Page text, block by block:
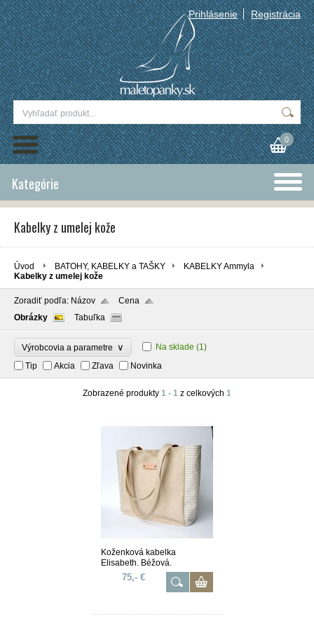
Prihlásenie Registrácia
0
Kategórie
Kabelky z umelej kože
Úvod BATOHY, KABELKY a TAŠKY
KABELKY Ammyla
Kabelky z umelej kože
Zoradiť podľa: Názov
Cena
Obrázky
Tabuľka
Výrobcovia a parametre ∨ Na sklade (1)
Tip
Akcia Zľava Novinka
Zobrazené produkty 1 - 1 z celkových 1
Koženková kabelka
Elisabeth. Béžová.
75,- €